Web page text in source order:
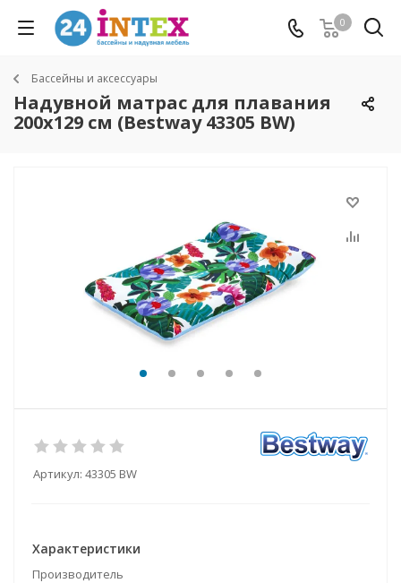
0
Бассейны и аксессуары
Надувной матрас для плавания
200х129 см (Bestway 43305 BW)
Артикул: 43305 BW
Характеристики
Производитель